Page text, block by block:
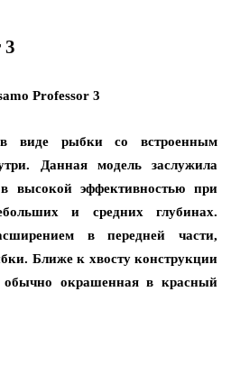
3
в виде рыбки со встроенным
Данная модель заслужила
высокой эффективностью при
и средних глубинах.
в передней части,
Ближе к хвосту конструкции
обычно окрашенная в красный